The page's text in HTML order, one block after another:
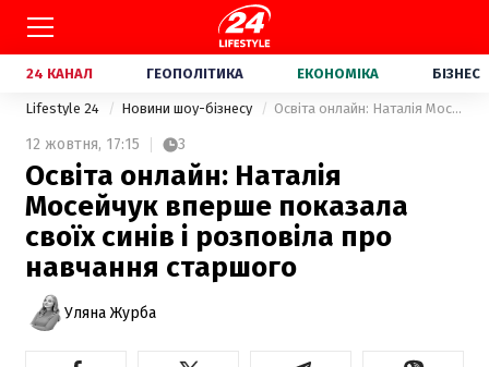
24 КАНАЛ ГЕОПОЛІТИКА ЕКОНОМІКА БІЗНЕС
Lifestyle 24 Новини шоу-бізнесу Освіта онлайн: Наталія Мосейчук вперше показала своїх синів і розповіла про навчання старшого
12 жовтня, 17:15 3
Освіта онлайн: Наталія
Мосейчук вперше показала
своїх синів і розповіла про
навчання старшого
Уляна Журба